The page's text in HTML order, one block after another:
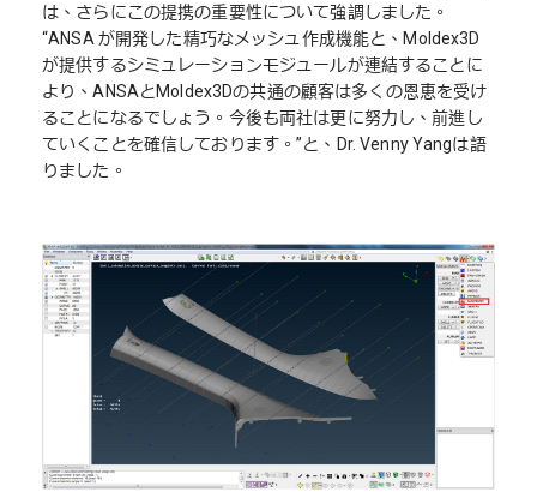
は、さらにこの提携の重要性について強調しました。
“ANSA が開発した精巧なメッシュ作成機能と、Moldex3D
が提供するシミュレーションモジュールが連結することに
より、ANSAとMoldex3Dの共通の顧客は多くの恩恵を受け
ることになるでしょう。今後も両社は更に努力し、前進し
ていくことを確信しております。”と、Dr. Venny Yangは語
りました。